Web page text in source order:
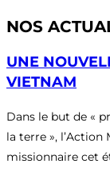
NOS
UNE
VIETNAM
Dans le but de «
la terre »,
missionnaire cet